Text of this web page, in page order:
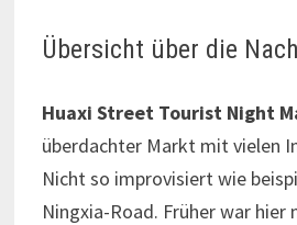
Übersicht über die
Huaxi Street Tourist Night
überdachter Markt mit vielen
Nicht so improvisiert wie
Ningxia-Road. Früher war hier